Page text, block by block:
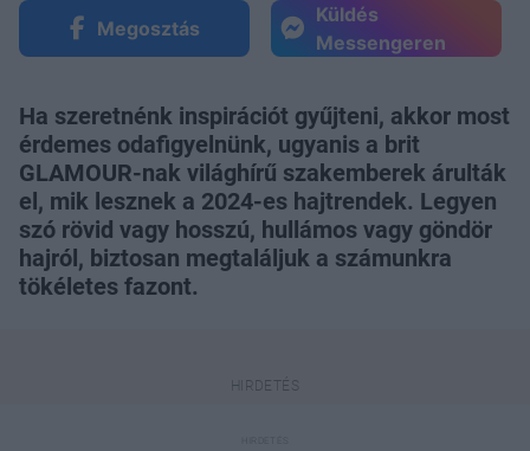
Megosztás
Küldés
Messengeren
Ha szeretnénk inspirációt gyűjteni, akkor most
érdemes odafigyelnünk, ugyanis a brit
GLAMOUR-nak világhírű szakemberek árulták
el, mik lesznek a 2024-es hajtrendek. Legyen
szó rövid vagy hosszú, hullámos vagy göndör
hajról, biztosan megtaláljuk a számunkra
tökéletes fazont.